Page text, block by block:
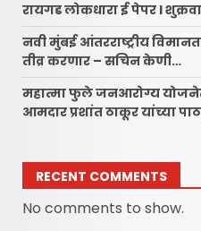
रायगड लोकधारा ई पेपर l
नवी मुंबई आंतरराष्ट्रीय
तीव्र करणार – सचिन केणी…
महात्मा फुले जनआरोग्य
आमदार प्रशांत ठाकूर यांच्या
RECENT COMMENTS
No comments to show.